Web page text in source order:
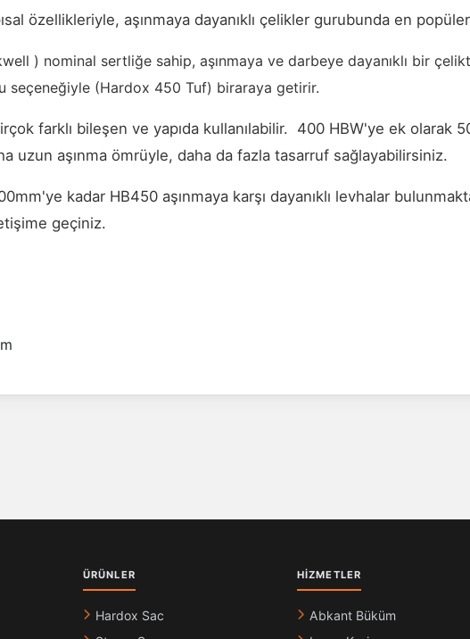
özellikleriyle, aşınmaya dayanıklı çelikler gurubunda en
) nominal sertliğe sahip, aşınmaya ve darbeye dayanıklı bir
(Hardox 450 Tuf) biraraya getirir.
farklı bileşen ve yapıda kullanılabilir. 400 HBW'ye ek olarak
uzun aşınma ömrüyle, daha da fazla tasarruf sağlayabilirsiniz.
kadar HB450 aşınmaya karşı dayanıklı levhalar
geçiniz.
ÜRÜNLER
Hardox Sac
HIZMETLER
Abkant Büküm